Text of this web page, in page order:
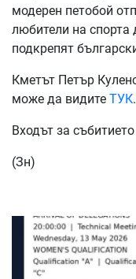
модерен петобой
любители на спорта
подкрепят
Кметът Петър
може да видите ТУК.
Входът за
(Зн)